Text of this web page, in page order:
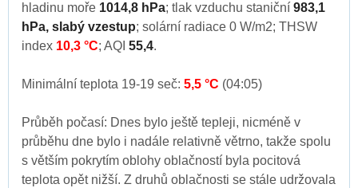
hladinu moře 1014,8 hPa; tlak vzduchu staniční 983,1
hPa, slabý vzestup; solární radiace 0 W/m2; THSW
index 10,3 °C; AQI 55,4.
Minimální teplota 19-19 seč: 5,5 °C (04:05)
Průběh počasí: Dnes bylo ještě tepleji, nicméně v
průběhu dne bylo i nadále relativně větrno, takže spolu
s větším pokrytím oblohy oblačností byla pocitová
teplota opět nižší. Z druhů oblačnosti se stále udržovala